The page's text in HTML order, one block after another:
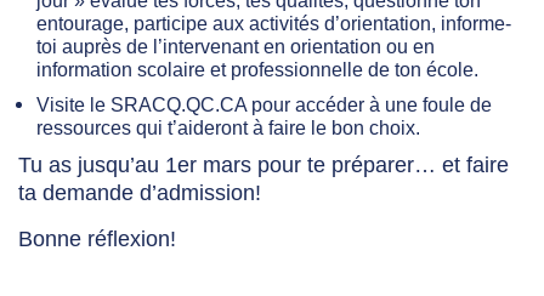
entourage, participe aux activités d’orientation, informe-
toi auprès de l’intervenant en orientation ou en
information scolaire et professionnelle de ton école.
Visite le SRACQ.QC.CA pour accéder à une foule de
ressources qui t’aideront à faire le bon choix.
Tu as jusqu’au 1er mars pour te préparer… et faire
ta demande d’admission!
Bonne réflexion!